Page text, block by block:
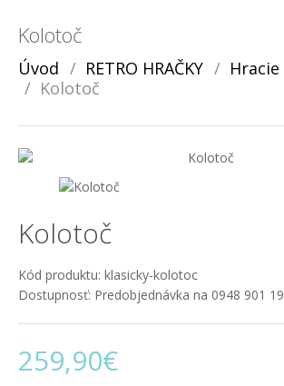
Kolotoč
Úvod RETRO HRAČKY
Kolotoč
Kolotoč
Kód produktu: klasicky-kolotoc
Dostupnosť: Predobjednávka na 0948 901
259,90€